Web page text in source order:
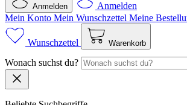
Anmelden
Anmelden
Mein Konto Mein Wunsch­zettel Meine
Wunschzettel Warenkorb
Wonach suchst du?